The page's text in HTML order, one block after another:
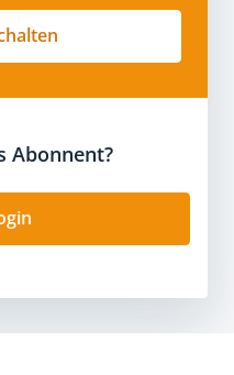
Abonnent?